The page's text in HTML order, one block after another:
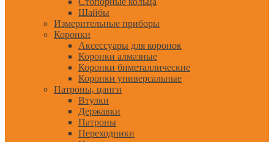
Шайбы
Измерительные приборы
Коронки
Аксессуары для коронок
Коронки алмазные
Коронки биметаллические
Коронки универсальные
Патроны, цанги
Втулки
Державки
Патроны
Переходники